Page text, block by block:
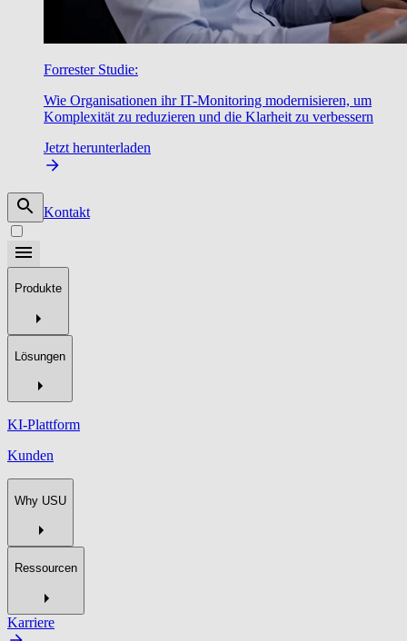
Forrester Studie:
Wie Organisationen ihr IT-Monitoring modernisieren, um
Komplexität zu reduzieren und die Klarheit zu verbessern
Jetzt herunterladen
Kontakt
Produkte
Lösungen
KI-Plattform
Kunden
Why USU
Ressourcen
Karriere